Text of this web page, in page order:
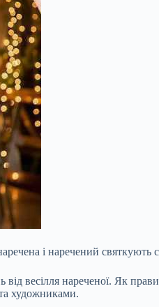
і наречений святкують
весілля нареченої. Як
художниками.